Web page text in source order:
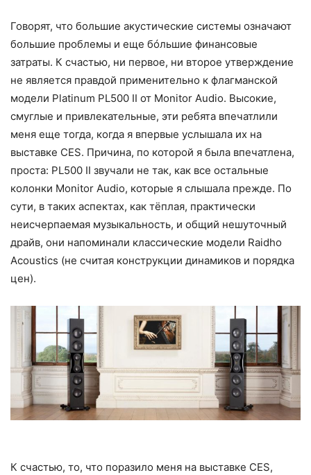
Говорят, что большие акустические системы означают
большие проблемы и еще бóльшие финансовые
затраты. К счастью, ни первое, ни второе утверждение
не является правдой применительно к флагманской
модели Platinum PL500 II от Monitor Audio. Высокие,
смуглые и привлекательные, эти ребята впечатлили
меня еще тогда, когда я впервые услышала их на
выставке CES. Причина, по которой я была впечатлена,
проста: PL500 II звучали не так, как все остальные
колонки Monitor Audio, которые я слышала прежде. По
сути, в таких аспектах, как тёплая, практически
неисчерпаемая музыкальность, и общий нешуточный
драйв, они напоминали классические модели Raidho
Acoustics (не считая конструкции динамиков и порядка
цен).
К счастью, то, что поразило меня на выставке CES,